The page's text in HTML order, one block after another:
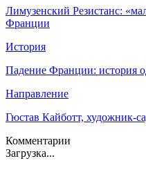
Лимузенский Резистанс:
Франции
История
Падение Франции: история
Направление
Гюстав Кайботт, художник-
Комментарии
Загрузка...